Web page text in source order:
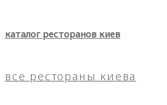
каталог ресторанов киев
все рестораны киева